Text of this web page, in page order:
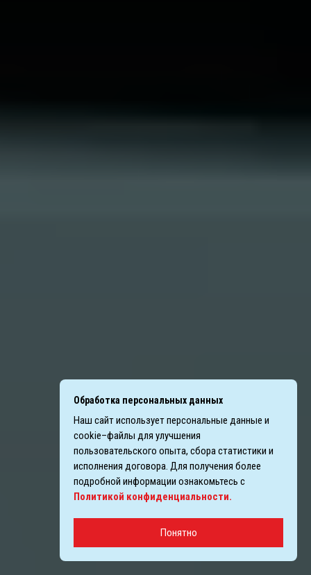
Обработка персональных данных
Наш сайт использует персональные данные и
cookie–файлы для улучшения
пользовательского опыта, сбора статистики и
исполнения договора. Для получения более
подробной информации ознакомьтесь с
Политикой конфиденциальности.
Понятно